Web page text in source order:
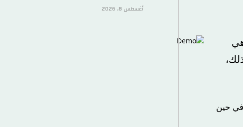
أغسطس 8, 2026